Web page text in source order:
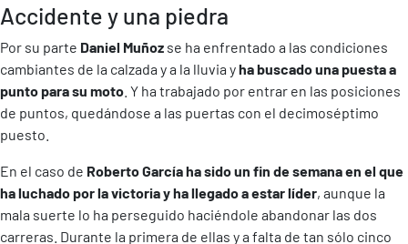
Accidente y una piedra
Por su parte Daniel Muñoz se ha enfrentado a las condiciones
cambiantes de la calzada y a la lluvia yha buscado una puesta a
punto para su moto . Y ha trabajado por entrar en las posiciones
de puntos, quedándose a las puertas con el decimoséptimo
puesto.
En el caso de Roberto García ha sido un fin de semana en el que
ha luchado por la victoria y ha llegado a estar líder, aunque la
mala suerte lo ha perseguido haciéndole abandonar las dos
carreras. Durante la primera de ellas y a falta de tan sólo cinco